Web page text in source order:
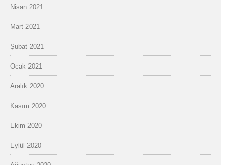
Nisan 2021
Mart 2021
Şubat 2021
Ocak 2021
Aralık 2020
Kasım 2020
Ekim 2020
Eylül 2020